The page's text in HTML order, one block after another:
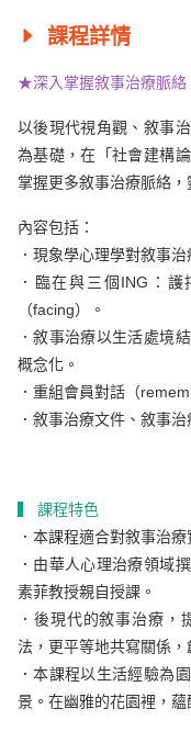
課程詳情
★深入掌握敘事治療脈絡
以後現代視角觀、敘事
為基礎，在「社會建構
掌握更多敘事治療脈絡，
內容包括：
．現象學心理學對敘事
．臨在與三個ING：
（facing）。
．敘事治療以生活處境
概念化。
．重組會員對話（
．敘事治療文件、敘事治
▍ 課程特色
．本課程適合對敘事治
．由華人心理治療領域
素菲教授親自授課。
．後現代的敘事治療，
法，更平等地共寫關係
．本課程以生活經驗為
景。在幽雅的花園裡，蘊